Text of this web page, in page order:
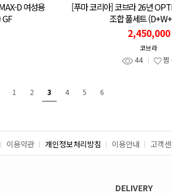
D 여성용
[푸마 코리아] 코브라 26년
조합 풀세트
2,450,000
코브라
44 찜
1 2 3 4 5 6
이용약관 개인정보처리방침 이용안내 고객
DELIVERY